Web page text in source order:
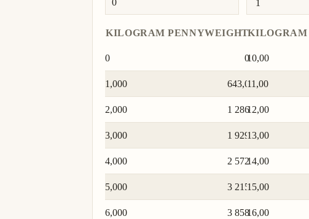
KILOGRAM PENNYWEIGHT
0 0
1,000 643,0
2,000 1 286
3,000 1 929
4,000 2 572
5,000 3 215
6,000 3 858
KILOGRAM
10,00
11,00
12,00
13,00
14,00
15,00
16,00